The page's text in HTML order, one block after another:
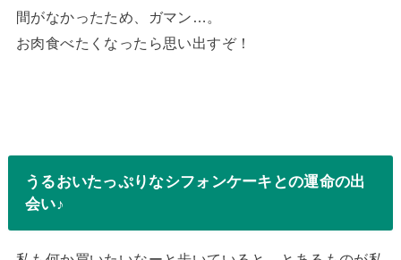
間がなかったため、ガマン…。
お肉食べたくなったら思い出すぞ！
うるおいたっぷりなシフォンケーキとの運命の出
会い♪